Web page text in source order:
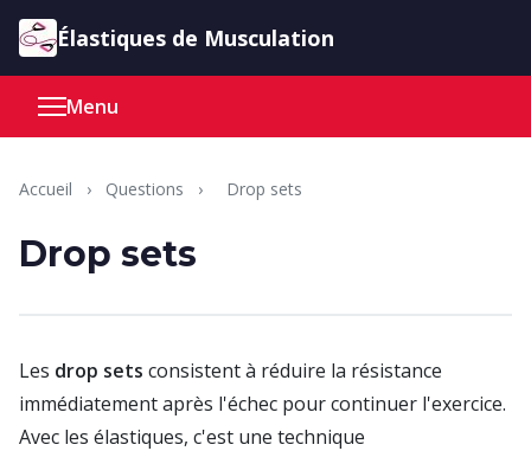
Aller au contenu
Élastiques de Musculation
Menu
Accueil › Questions › Drop sets
Drop sets
Les drop sets consistent à réduire la résistance
immédiatement après l'échec pour continuer l'exercice.
Avec les élastiques, c'est une technique